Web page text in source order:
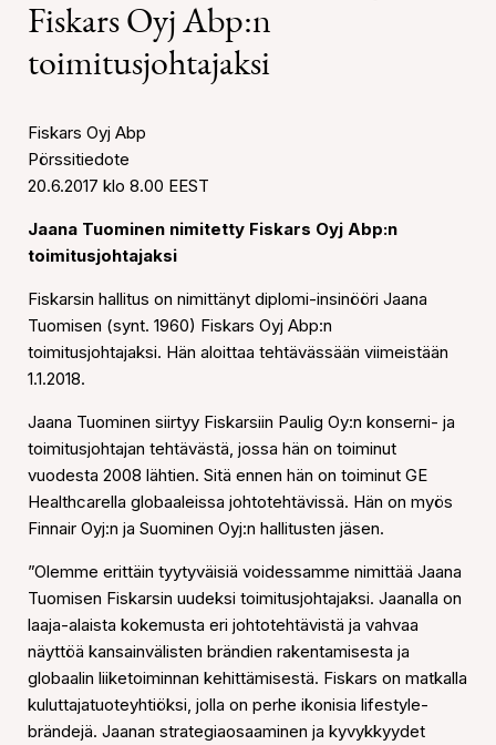
Fiskars Oyj Abp:n
toimitusjohtajaksi
Fiskars Oyj Abp
Pörssitiedote
20.6.2017 klo 8.00 EEST
Jaana Tuominen nimitetty Fiskars Oyj Abp:n
toimitusjohtajaksi
Fiskarsin hallitus on nimittänyt diplomi-insinööri Jaana
Tuomisen (synt. 1960) Fiskars Oyj Abp:n
toimitusjohtajaksi. Hän aloittaa tehtävässään viimeistään
1.1.2018.
Jaana Tuominen siirtyy Fiskarsiin Paulig Oy:n konserni- ja
toimitusjohtajan tehtävästä, jossa hän on toiminut
vuodesta 2008 lähtien. Sitä ennen hän on toiminut GE
Healthcarella globaaleissa johtotehtävissä. Hän on myös
Finnair Oyj:n ja Suominen Oyj:n hallitusten jäsen.
”Olemme erittäin tyytyväisiä voidessamme nimittää Jaana
Tuomisen Fiskarsin uudeksi toimitusjohtajaksi. Jaanalla on
laaja-alaista kokemusta eri johtotehtävistä ja vahvaa
näyttöä kansainvälisten brändien rakentamisesta ja
globaalin liiketoiminnan kehittämisestä. Fiskars on matkalla
kuluttajatuoteyhtiöksi, jolla on perhe ikonisia lifestyle-
brändejä. Jaanan strategiaosaaminen ja kyvykkyydet